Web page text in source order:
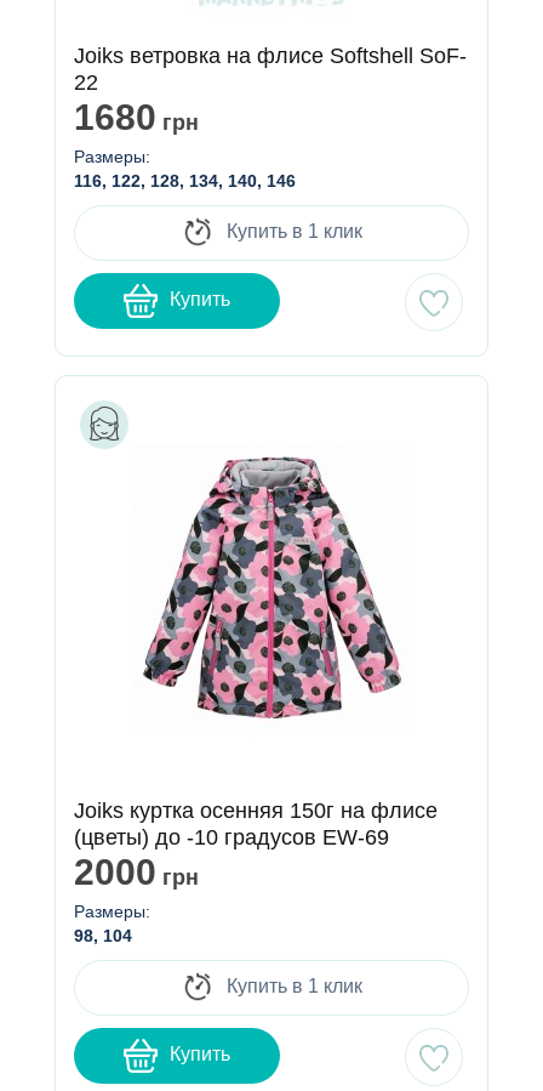
Joiks ветровка на флисе Softshell SoF-
22
1680 грн
Размеры:
116, 122, 128, 134, 140, 146
Купить в 1 клик
Купить
Joiks куртка осенняя 150г на флисе
(цветы) до -10 градусов EW-69
2000 грн
Размеры:
98, 104
Купить в 1 клик
Купить